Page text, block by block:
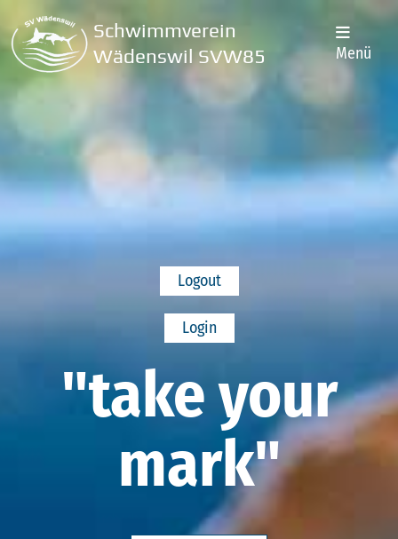
Schwimmverein
Wädenswil SVW85
Menü
Logout
Login
"take your
mark"